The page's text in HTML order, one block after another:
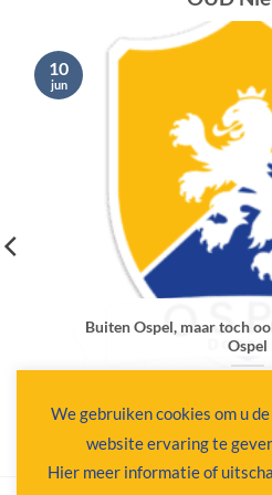
Buiten Ospel, maar toch
Ospel
Binnenkort komen hier
van belang zijn voor
10
jun
We gebruiken cookies om u
website ervaring te
Hier meer informatie of